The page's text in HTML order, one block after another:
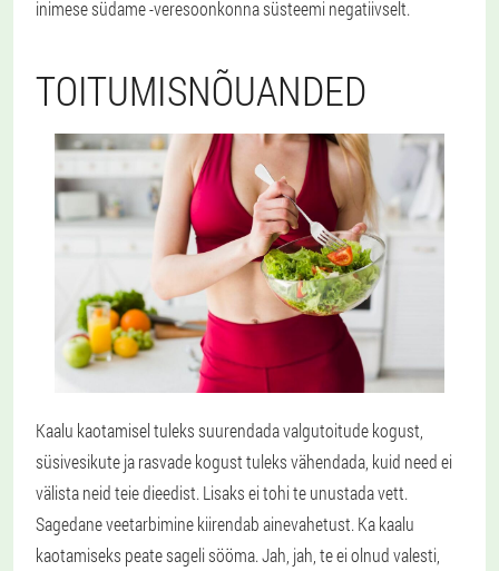
inimese südame -veresoonkonna süsteemi negatiivselt.
TOITUMISNÕUANDED
Kaalu kaotamisel tuleks suurendada valgutoitude kogust,
süsivesikute ja rasvade kogust tuleks vähendada, kuid need ei
välista neid teie dieedist. Lisaks ei tohi te unustada vett.
Sagedane veetarbimine kiirendab ainevahetust. Ka kaalu
kaotamiseks peate sageli sööma. Jah, jah, te ei olnud valesti,